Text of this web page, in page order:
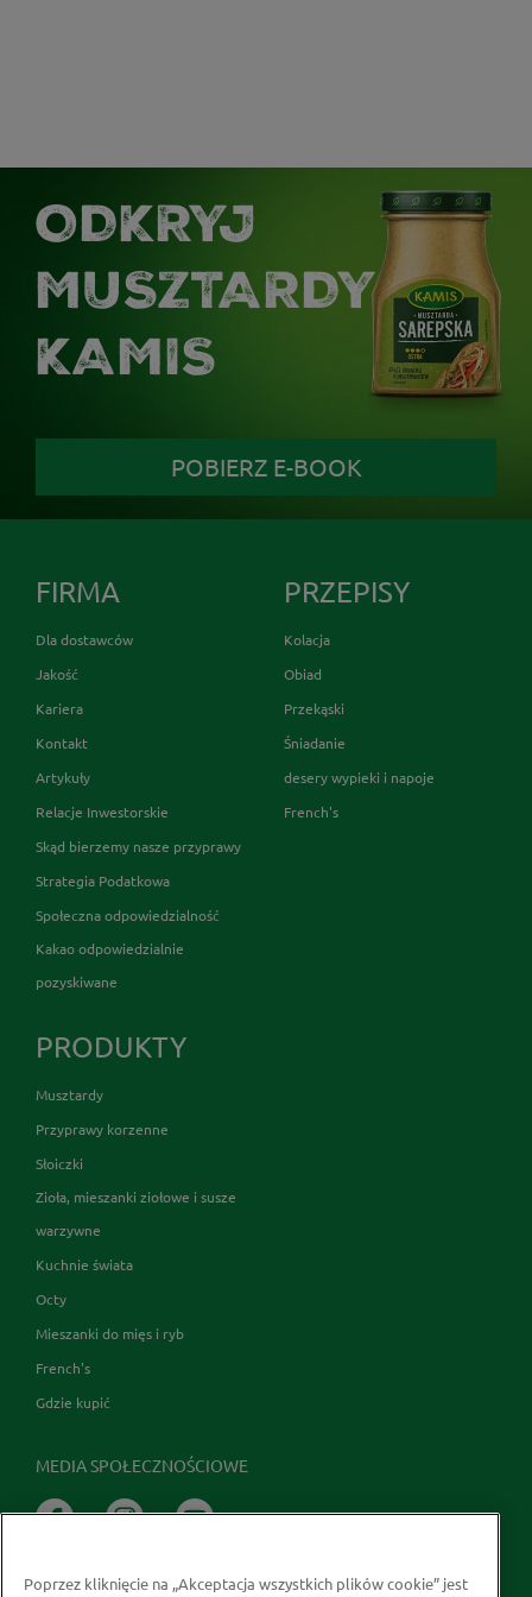
ODKRYJ
MUSZTARDY
KAMIS
POBIERZ E-BOOK
FIRMA
Dla dostawców
Jakość
Kariera
Kontakt
Artykuły
Relacje Inwestorskie
Skąd bierzemy nasze przyprawy
Strategia Podatkowa
Społeczna odpowiedzialność
Kakao odpowiedzialnie
pozyskiwane
PRZEPISY
Kolacja
Obiad
Przekąski
Śniadanie
desery wypieki i napoje
French's
PRODUKTY
Musztardy
Przyprawy korzenne
Słoiczki
Zioła, mieszanki ziołowe i susze
warzywne
Kuchnie świata
Octy
Mieszanki do mięs i ryb
French's
Gdzie kupić
MEDIA SPOŁECZNOŚCIOWE
Poprzez kliknięcie na „Akceptacja wszystkich plików cookie” jest